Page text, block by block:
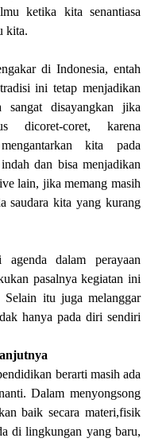
ketika kita senantiasa
kita.
di Indonesia, entah
ini tetap menjadikan
sangat disayangkan jika
dicoret-coret, karena
kita pada
dan bisa menjadikan
lain, jika memang masih
saudara kita yang kurang
dalam perayaan
pasalnya kegiatan ini
Selain itu juga melanggar
hanya pada diri sendiri
berarti masih ada
Dalam menyongsong
baik secara materi,fisik
di lingkungan yang baru,